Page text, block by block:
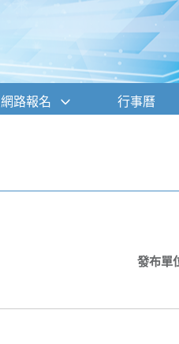
網路報名 行事曆
發布單